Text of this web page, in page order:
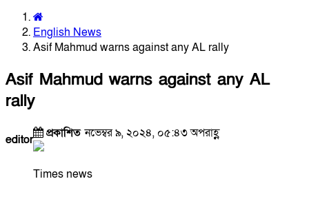
English News
Asif Mahmud warns against any AL rally
Asif Mahmud warns against any AL
rally
editor প্রকাশিতনভেম্বর ৯, ২০২৪, ০৫:৪৩ অপরাহ্ণ
Times news